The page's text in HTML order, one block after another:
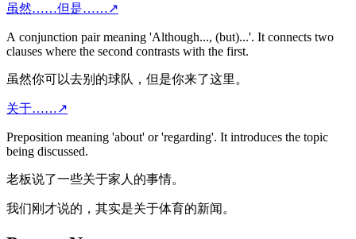
虽然……但是……↗
A conjunction pair meaning 'Although..., (but)...'. It connects two
clauses where the second contrasts with the first.
虽然你可以去别的球队，但是你来了这里。
关于……↗
Preposition meaning 'about' or 'regarding'. It introduces the topic
being discussed.
老板说了一些关于家人的事情。
我们刚才说的，其实是关于体育的新闻。